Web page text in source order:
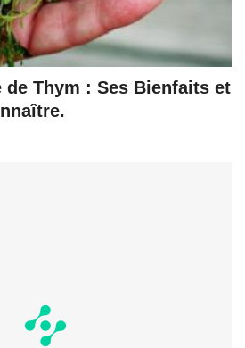
de Thym : Ses Bienfaits et